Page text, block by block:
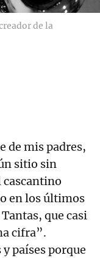
de la
de mis padres,
sitio sin
cascantino
en los últimos
que casi
cifra”.
países porque